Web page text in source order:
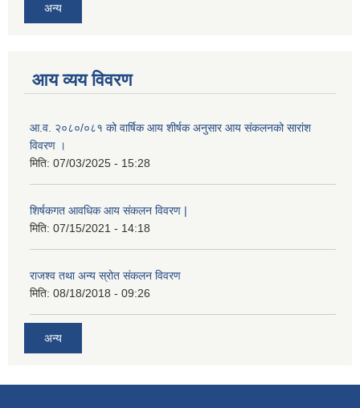
अन्य
आय व्यय विवरण
आ.व. २०८०/०८१ को वार्षिक आय शीर्षक अनुसार आय संकलनको सारांश
विवरण ।
मिति: 07/03/2025 - 15:28
शिर्षकगत आवधिक आय संकलन विवरण |
मिति: 07/15/2021 - 14:18
राजश्व तथा अन्य स्रोत संकलन विवरण
मिति: 08/18/2018 - 09:26
अन्य